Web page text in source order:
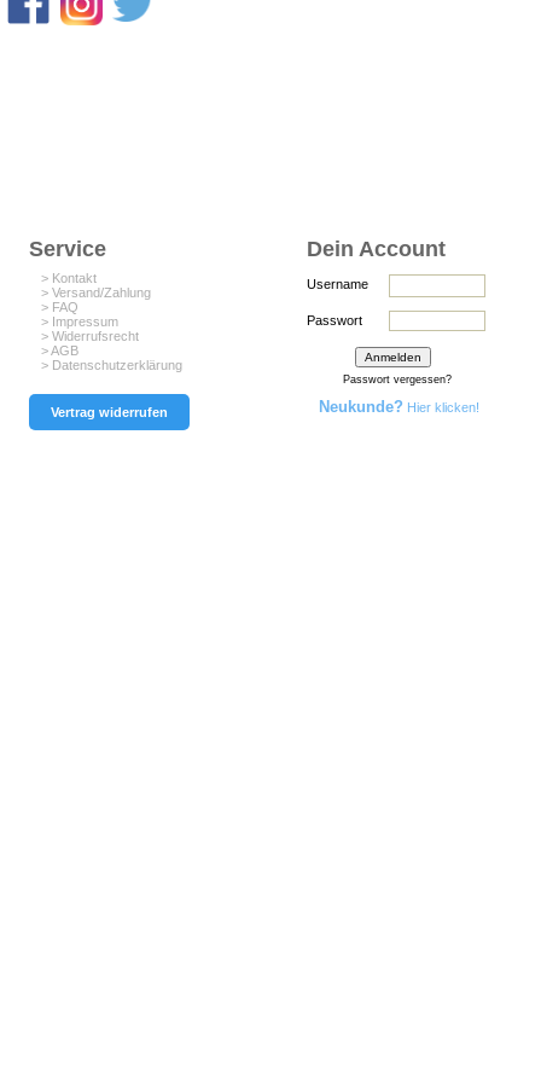
Service
> Kontakt
> Versand/Zahlung
> FAQ
> Impressum
> Widerrufsrecht
> AGB
> Datenschutzerklärung
Vertrag widerrufen
Dein Account
Username
Passwort
Passwort vergessen?
Neukunde? Hier klicken!